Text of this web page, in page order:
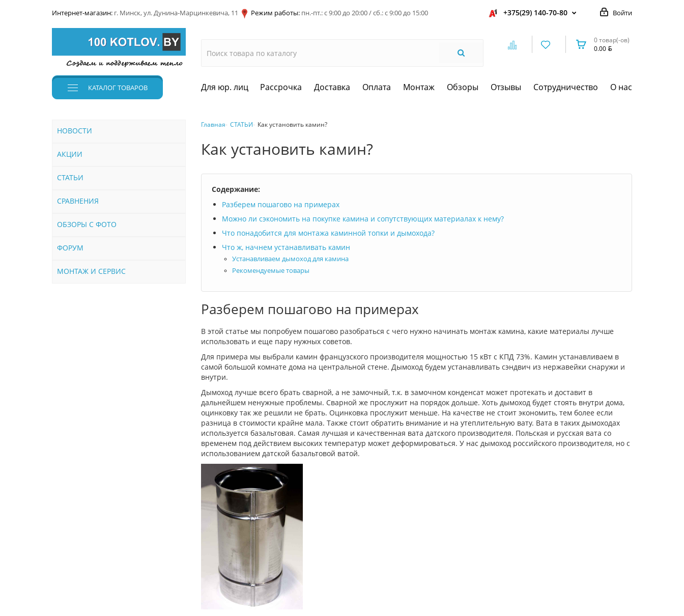
Интернет-магазин: г. Минск, ул. Дунина-Марцинкевича, 11 Режим работы: пн.-пт.: с 9:00 до 20:00 / сб.: с 9:00 до 15:00 Войти
+375(29) 140-70-80
0 товар(-ов)
0.00
КАТАЛОГТОВАРОВ Для юр. лиц Рассрочка Доставка Оплата Монтаж Обзоры Отзывы Сотрудничество О нас
НОВОСТИ
АКЦИИ
СТАТЬИ
СРАВНЕНИЯ
ОБЗОРЫ С ФОТО
ФОРУМ
МОНТАЖ И СЕРВИС
Главная СТАТЬИ Как установить камин?
Как установить камин?
Содержание:
Разберем пошагово на примерах
Можно ли сэкономить на покупке камина и сопутствующих материалах к нему?
Что понадобится для монтажа каминной топки и дымохода?
Что ж, начнем устанавливать камин
Устанавливаем дымоход для камина
Рекомендуемые товары
Разберем пошагово на примерах
В этой статье мы попробуем пошагово разобраться с чего нужно начинать монтаж камина, какие материалы лучше
использовать и еще пару нужных советов.
Для примера мы выбрали камин французского производителя мощностью 15 кВт с КПД 73%. Камин устанавливаем в
самой большой комнате дома на центральной стене. Дымоход будем устанавливать сэндвич из нержавейки снаружи и
внутри.
Дымоход лучше всего брать сварной, а не замочный, т.к. в замочном конденсат может протекать и доставит в
дальнейшем ненужные проблемы. Сварной же прослужит на порядок дольше. Хоть дымоход будет стоять внутри дома,
оцинковку так же решили не брать. Оцинковка прослужит меньше. На качестве не стоит экономить, тем более если
разница в стоимости крайне мала. Также стоит обратить внимание и на утеплительную вату. Вата в таких дымоходах
используется базальтовая. Самая лучшая и качественная вата датского производителя. Польская и русская вата со
временем под действием высоких температур может деформироваться. У нас дымоход российского производителя, но с
использованием датской базальтовой ватой.